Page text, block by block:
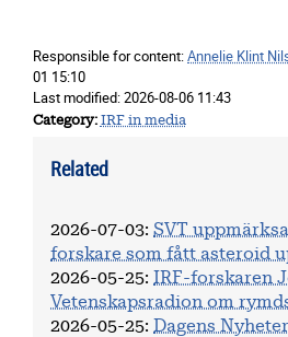
Responsible for content:Annelie Klint
01 15:10
Last modified:2026-08-06 11:43
Category IRF in media
Related
2026-07-03: SVT
forskare som fått asteroid
2026-05-25:
IRF-forskaren
Vetenskapsradion om
2026-05-25:
Dagens